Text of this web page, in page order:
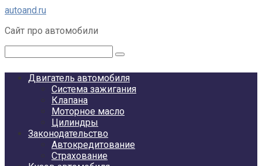
Перейти
контенту
autoand.ru
Сайт про автомобили
Двигатель автомобиля
Система зажигания
Клапана
Моторное масло
Цилиндры
Законодательство
Автокредитование
Страхование